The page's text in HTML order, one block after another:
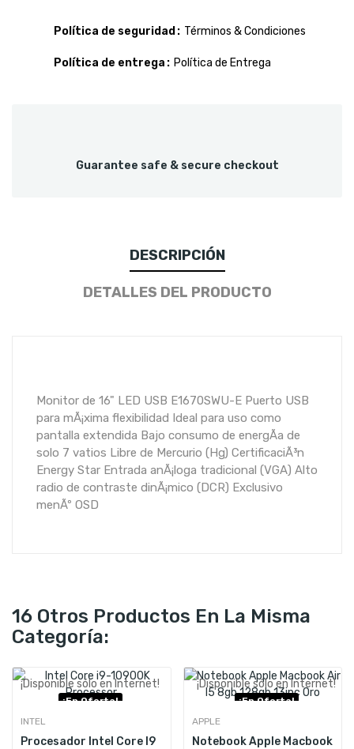
Política de seguridad Términos & Condiciones
Política de entrega Política de Entrega
Guarantee safe & secure checkout
DESCRIPCIÓN
DETALLES DEL PRODUCTO
Monitor de 16" LED USB E1670SWU-E Puerto USB
para mÃ¡xima flexibilidad Ideal para uso como
pantalla extendida Bajo consumo de energÃ­a de
solo 7 vatios Libre de Mercurio (Hg) CertificaciÃ³n
Energy Star Entrada anÃ¡loga tradicional (VGA) Alto
radio de contraste dinÃ¡mico (DCR) Exclusivo
menÃº OSD
16 Otros Productos En La Misma
Categoría:
¡Disponible sólo en Internet!
¡En Oferta!
INTEL
Procesador Intel Core I9
¡Disponible sólo en Internet!
¡En Oferta!
APPLE
Notebook Apple Macbook